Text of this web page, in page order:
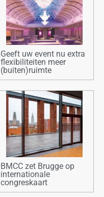
Geeft uw event nu extra
flexibiliteiten meer
(buiten)ruimte
BMCC zet Brugge op
internationale
congreskaart